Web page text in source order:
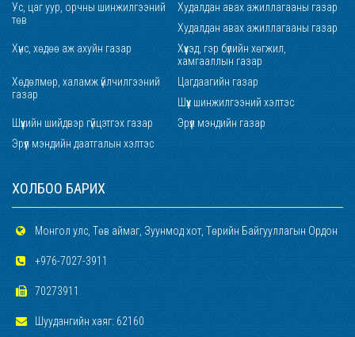
Ус, цаг уур, орчны шинжилгээний
төв
Худалдан авах ажиллагааны газар
Худалдан авах ажиллагааны газар
Хүнс, хөдөө аж ахуйн газар
Хүүхэд, гэр бүлийн хөгжил,
хамгааллын газар
Хөдөлмөр, халамж үйлчилгээний
газар
Цагдаагийн газар
Шүүх шинжилгээний хэлтэс
Шүүхийн шийдвэр гүйцэтгэх газар
Эрүүл мэндийн газар
Эрүүл мэндийн даатгалын хэлтэс
ХОЛБОО БАРИХ
Монгол улс, Төв аймаг, Зуунмод хот, Төрийн Байгууллагын Ордон
+976-7027-3911
70273911
Шуудангийн хаяг: 62160